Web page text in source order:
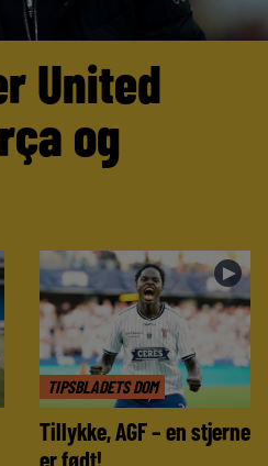
United
og
TIPSBLADETS DOM
►
Tillykke, AGF – en stjerne
er født!